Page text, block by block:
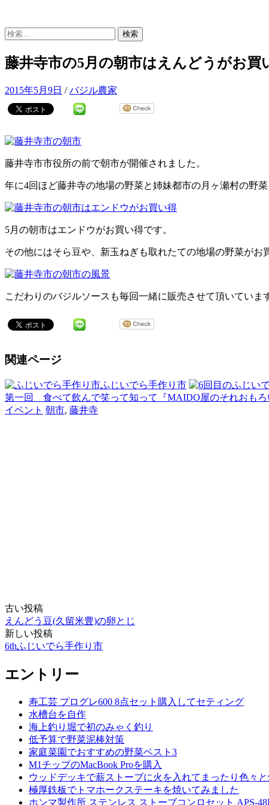
検
藤井寺市の5月の朝市はえんどうがお買
2015年5月9日 /バジル農家
藤井寺市市役所の前で朝市が開催されました。
年に4回ほど藤井寺の地場の野菜と姉妹都市の月ヶ瀬村の野菜
5月の朝市はエンドウがお買い得です。
その他にはそら豆や、新玉ねぎも取れたての地場の野菜がお
こだわりのバジルソースも毎回一緒に販売させて頂いていま
関連ページ
ふじいでら手作り市
第一回 食べて飲んで笑って知って『MAIDO屋のそれおもろ
イベント 朝市, 藤井寺
投
稿
ナ
ビ
古い投稿
えんどう豆(久留米豊)の卵とじ
新しい投稿
6thふじいでら手作り市
エントリー
寿工芸 プログレ600 8点セット購入してセティング
水槽台を自作
海上釣り堀で初のみゃく釣り
低予算で野菜泥棒対策
家庭菜園でおすすめの野菜ベスト3
M1チップのMacBook Proを購入
ウッドデッキで薪ストーブに火を入れてまったり色々
極厚鉄板でトマホークステーキを焼いてみました
ホンマ製作所 ステンレス ストーブコンロセット APS-